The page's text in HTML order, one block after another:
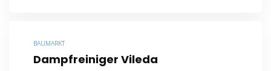
BAUMARKT
Dampfreiniger Vileda